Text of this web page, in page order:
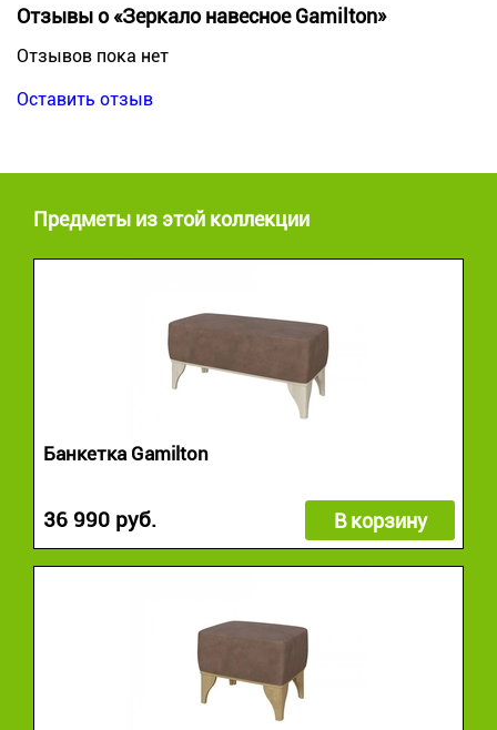
Отзывы о «Зеркало навесное Gamilton»
Отзывов пока нет
Оставить отзыв
Предметы из этой коллекции
Банкетка Gamilton
36 990 руб. В корзину